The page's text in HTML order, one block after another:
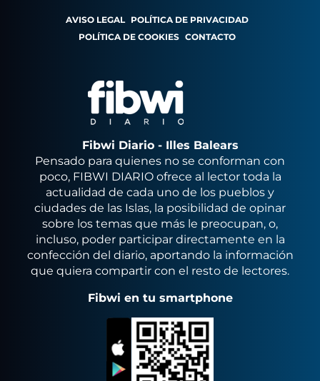
AVISO LEGAL POLÍTICA DE PRIVACIDAD
POLÍTICA DE COOKIES CONTACTO
Fibwi Diario - Illes Balears
Pensado para quienes no se conforman con
poco, FIBWI DIARIO ofrece al lector toda la
actualidad de cada uno de los pueblos y
ciudades de las Islas, la posibilidad de opinar
sobre los temas que más le preocupan, o,
incluso, poder participar directamente en la
confección del diario, aportando la información
que quiera compartir con el resto de lectores.
Fibwi en tu smartphone